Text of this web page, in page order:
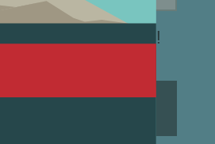
gehen auf uns!